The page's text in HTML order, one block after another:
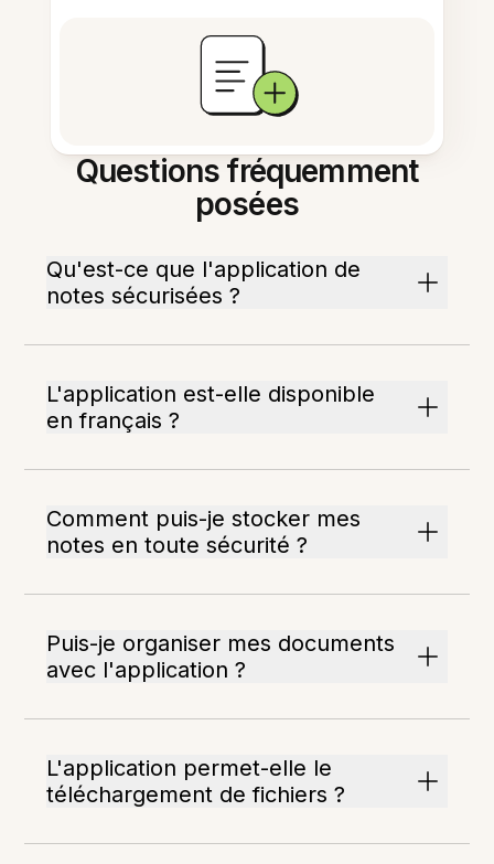
Questions fréquemment
posées
Qu'est-ce que l'application de
notes sécurisées ?
L'application est-elle disponible
en français ?
Comment puis-je stocker mes
notes en toute sécurité ?
Puis-je organiser mes documents
avec l'application ?
L'application permet-elle le
téléchargement de fichiers ?